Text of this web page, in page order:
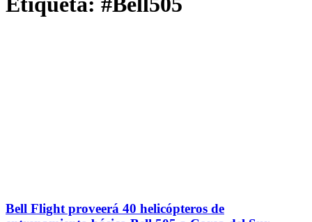
Bell Flight proveerá 40 helicópteros de